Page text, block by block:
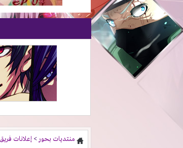
منتديات بحور > إعلانات